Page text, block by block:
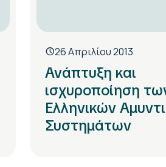
26 Απριλίου 2013
Ανάπτυξη και
ισχυροποίηση
Ελληνικών
Συστημάτων